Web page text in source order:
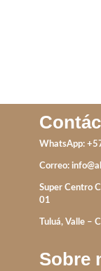
WhatsApp:
Correo:
Super Centro
01
Tuluá, Valle –
Sobre